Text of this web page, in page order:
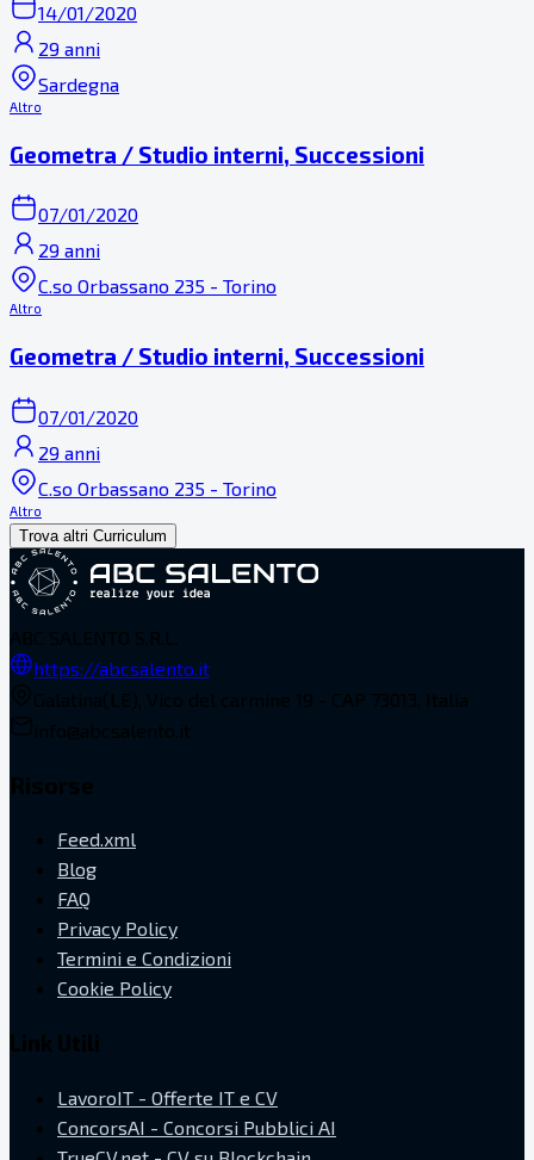
14/01/2020
29 anni
Sardegna
Altro
Geometra / Studio interni, Successioni
07/01/2020
29 anni
C.so Orbassano 235 - Torino
Altro
Geometra / Studio interni, Successioni
07/01/2020
29 anni
C.so Orbassano 235 - Torino
Altro
Trova altri Curriculum
https://abcsalento.it
Feed.xml
Blog
FAQ
Privacy Policy
Termini e Condizioni
Cookie Policy
LavoroIT - Offerte IT e CV
ConcorsAI - Concorsi Pubblici AI